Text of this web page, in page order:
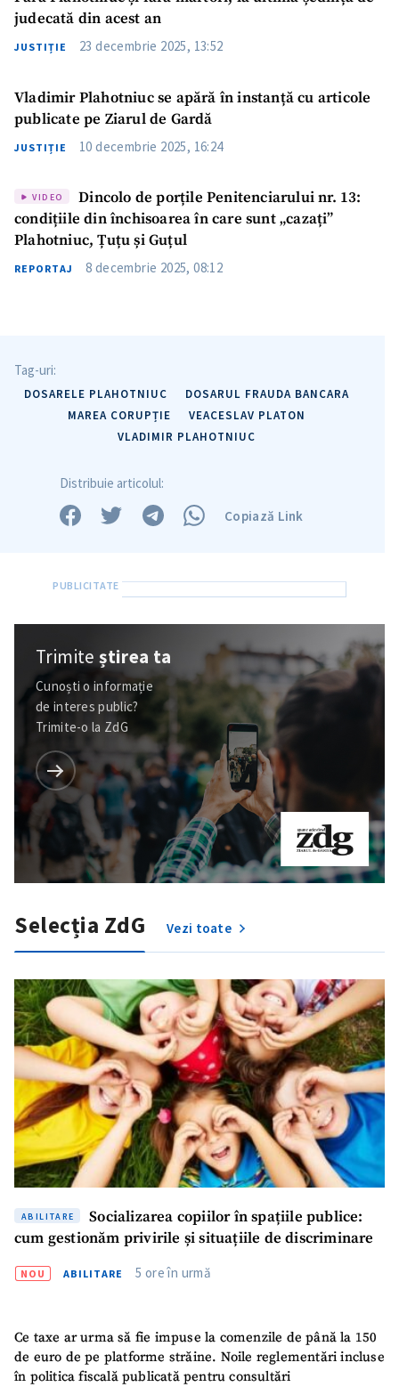
Trimite o informație
in English
judecată din acest an
JUSTIȚIE 23 decembrie 2025, 13:52
Vladimir Plahotniuc se apără în instanță cu articole
publicate pe Ziarul de Gardă
JUSTIȚIE 10 decembrie 2025, 16:24
VIDEO
Dincolo de porțile Penitenciarului nr. 13:
condițiile din închisoarea în care sunt „cazați”
Plahotniuc, Țuțu și Guțul
REPORTAJ 8 decembrie 2025, 08:12
Tag-uri:
DOSARELE PLAHOTNIUC
DOSARUL FRAUDA BANCARA
MAREA CORUPȚIE
VEACESLAV PLATON
VLADIMIR PLAHOTNIUC
Distribuie articolul:
Copiază Link
Trimiteștirea ta
Cunoști o informație
de interes public?
Trimite-o la ZdG
Selecția ZdG Vezi toate
ABILITARE
Socializarea copiilor în spațiile publice:
cum gestionăm privirile și situațiile de discriminare
NOU ABILITARE 5 ore în urmă
Ce taxe ar urma să fie impuse la comenzile de până la 150
de euro de pe platforme străine. Noile reglementări incluse
în politica fiscală publicată pentru consultări
ȘTIREA MEA